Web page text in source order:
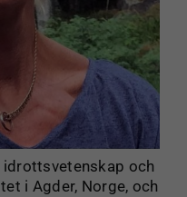
och
i Agder, Norge, och